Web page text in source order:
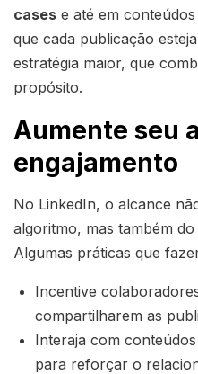
cases e até em
que cada publicação
estratégia maior, que
propósito.
Aumente seu
engajamento
No LinkedIn, o alcance
algoritmo, mas também
Algumas práticas que
Incentive
compartilharem as
Interaja com
para reforçar o